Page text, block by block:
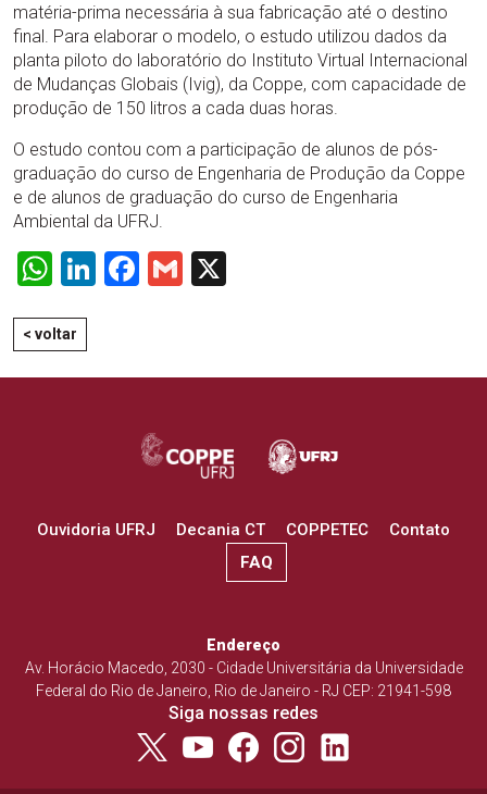
matéria-prima necessária à sua fabricação até o destino
final. Para elaborar o modelo, o estudo utilizou dados da
planta piloto do laboratório do Instituto Virtual Internacional
de Mudanças Globais (Ivig), da Coppe, com capacidade de
produção de 150 litros a cada duas horas.
O estudo contou com a participação de alunos de pós-
graduação do curso de Engenharia de Produção da Coppe
e de alunos de graduação do curso de Engenharia
Ambiental da UFRJ.
WhatsApp
LinkedIn
Facebook
Gmail
< voltar
Ouvidoria UFRJ Decania CT COPPETEC
Contato
FAQ
Endereço
Av. Horácio Macedo, 2030 - Cidade Universitária da Universidade
Federal do Rio de Janeiro, Rio de Janeiro - RJ CEP: 21941-598
Siga nossas redes